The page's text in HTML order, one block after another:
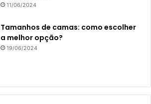
11/06/2024
Tamanhos de camas: como escolher
a melhor opção?
19/06/2024